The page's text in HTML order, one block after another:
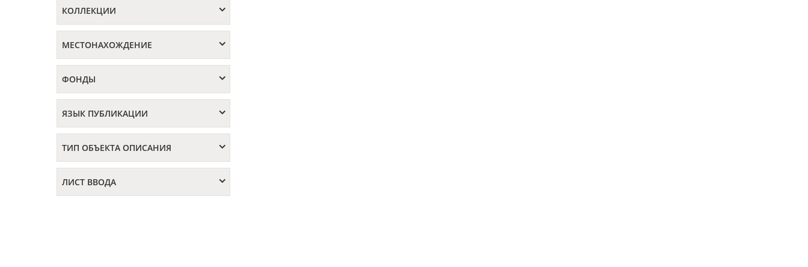
КОЛЛЕКЦИИ
МЕСТОНАХОЖДЕНИЕ
ФОНДЫ
ЯЗЫК ПУБЛИКАЦИИ
ТИП ОБЪЕКТА ОПИСАНИЯ
ЛИСТ ВВОДА